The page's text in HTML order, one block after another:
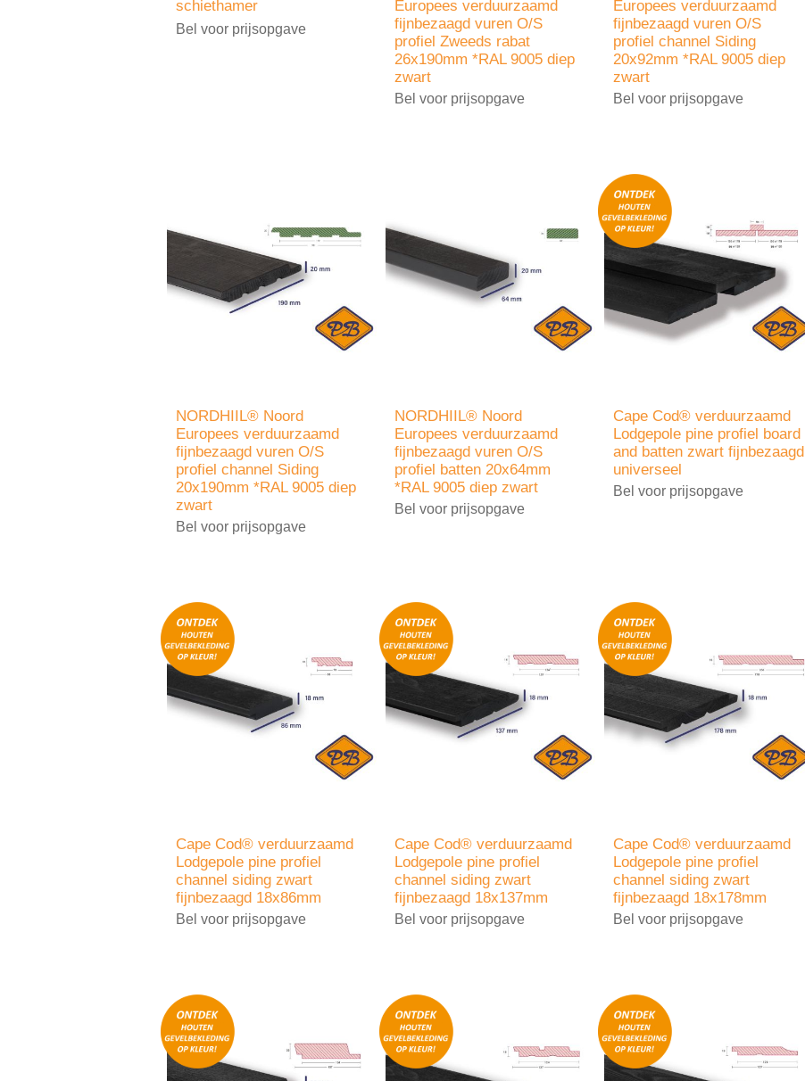
schiethamer
Bel voor prijsopgave
Europees verduurzaamd
fijnbezaagd vuren O/S
profiel Zweeds rabat
26x190mm *RAL 9005 diep
zwart
Bel voor prijsopgave
Europees verduurzaamd
fijnbezaagd vuren O/S
profiel channel Siding
20x92mm *RAL 9005 diep
zwart
Bel voor prijsopgave
NORDHIIL® Noord
Europees verduurzaamd
fijnbezaagd vuren O/S
profiel channel Siding
20x190mm *RAL 9005 diep
zwart
Bel voor prijsopgave
NORDHIIL® Noord
Europees verduurzaamd
fijnbezaagd vuren O/S
profiel batten 20x64mm
*RAL 9005 diep zwart
Bel voor prijsopgave
Cape Cod® verduurzaamd
Lodgepole pine profiel board
and batten zwart fijnbezaagd
universeel
Bel voor prijsopgave
Cape Cod® verduurzaamd
Lodgepole pine profiel
channel siding zwart
fijnbezaagd 18x86mm
Bel voor prijsopgave
Cape Cod® verduurzaamd
Lodgepole pine profiel
channel siding zwart
fijnbezaagd 18x137mm
Bel voor prijsopgave
Cape Cod® verduurzaamd
Lodgepole pine profiel
channel siding zwart
fijnbezaagd 18x178mm
Bel voor prijsopgave